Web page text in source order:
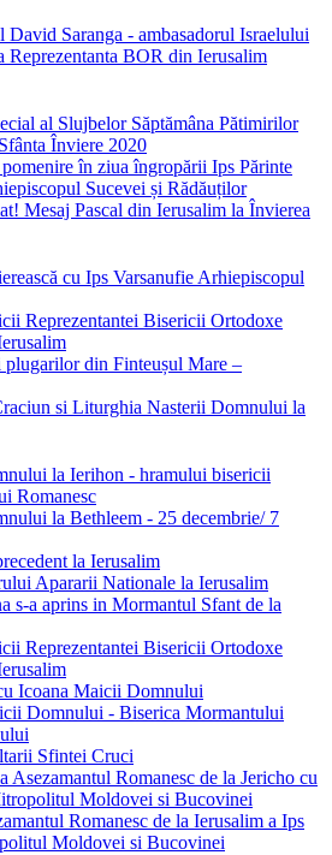
Saranga - ambasadorul Israelului
Reprezentanta BOR din Ierusalim
al Slujbelor Săptămâna Pătimirilor
Înviere 2020
pomenire în ziua îngropării Ips Părinte
Sucevei și Rădăuților
Mesaj Pascal din Ierusalim la Învierea
cu Ips Varsanufie Arhiepiscopul
Reprezentantei Bisericii Ortodoxe
din Finteușul Mare –
si Liturghia Nasterii Domnului la
la Ierihon - hramului bisericii
Romanesc
la Bethleem - 25 decembrie/ 7
la Ierusalim
Apararii Nationale la Ierusalim
s-a aprins in Mormantul Sfant de la
Reprezentantei Bisericii Ortodoxe
Icoana Maicii Domnului
Domnului - Biserica Mormantului
Sfintei Cruci
Asezamantul Romanesc de la Jericho cu
Moldovei si Bucovinei
Romanesc de la Ierusalim a Ips
Moldovei si Bucovinei